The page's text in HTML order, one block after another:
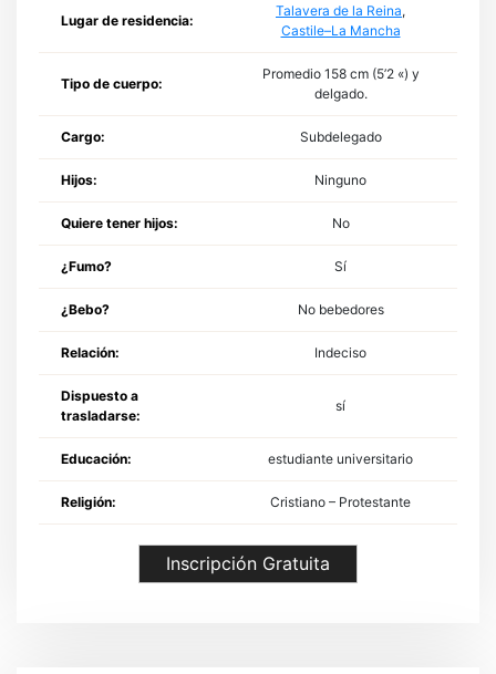
Lugar de residencia:
Talavera de la Reina,
Castile–La Mancha
Tipo de cuerpo:
Promedio 158 cm (5’2 «) y
delgado.
Cargo: Subdelegado
Hijos: Ninguno
Quiere tener hijos: No
¿Fumo? Sí
¿Bebo? No bebedores
Relación: Indeciso
Dispuesto a
trasladarse:
sí
Educación: estudiante universitario
Religión: Cristiano – Protestante
Inscripción Gratuita